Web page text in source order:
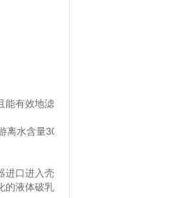
有效地滤除燃料中的微量游离水，这是一
水含量30PPM。固体杂质燃料中
口进入壳体，由聚结滤芯托盘分配与
液体破乳，再将破乳后的小水珠聚结